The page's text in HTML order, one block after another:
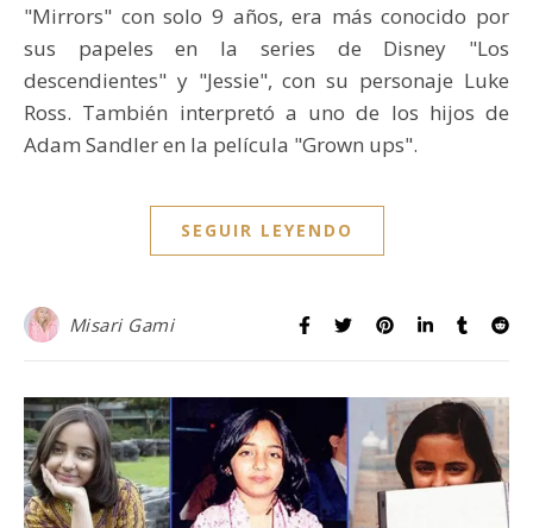
"Mirrors" con solo 9 años, era más conocido por
sus papeles en la series de Disney "Los
descendientes" y "Jessie", con su personaje Luke
Ross. También interpretó a uno de los hijos de
Adam Sandler en la película "Grown ups".
SEGUIR LEYENDO
Misari Gami